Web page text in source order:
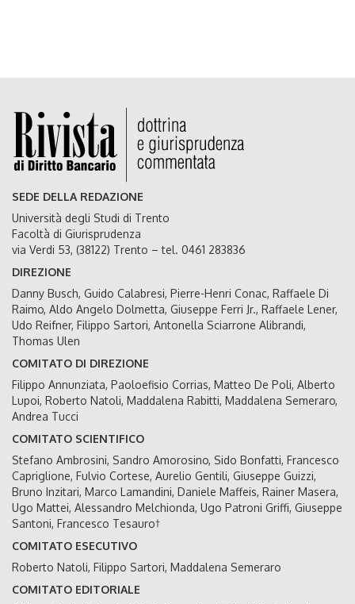
SEDE DELLA REDAZIONE
Università degli Studi di Trento
Facoltà di Giurisprudenza
via Verdi 53, (38122) Trento – tel. 0461 283836
DIREZIONE
Danny Busch, Guido Calabresi, Pierre-Henri Conac, Raffaele Di
Raimo, Aldo Angelo Dolmetta, Giuseppe Ferri Jr., Raffaele Lener,
Udo Reifner, Filippo Sartori, Antonella Sciarrone Alibrandi,
Thomas Ulen
COMITATO DI DIREZIONE
Filippo Annunziata, Paoloefisio Corrias, Matteo De Poli, Alberto
Lupoi, Roberto Natoli, Maddalena Rabitti, Maddalena Semeraro,
Andrea Tucci
COMITATO SCIENTIFICO
Stefano Ambrosini, Sandro Amorosino, Sido Bonfatti, Francesco
Capriglione, Fulvio Cortese, Aurelio Gentili, Giuseppe Guizzi,
Bruno Inzitari, Marco Lamandini, Daniele Maffeis, Rainer Masera,
Ugo Mattei, Alessandro Melchionda, Ugo Patroni Griffi, Giuseppe
Santoni, Francesco Tesauro†
COMITATO ESECUTIVO
Roberto Natoli, Filippo Sartori, Maddalena Semeraro
COMITATO EDITORIALE